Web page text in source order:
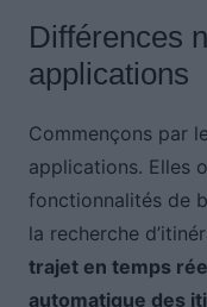
Différences
applications
Commençons par
applications. Elles
fonctionnalités de
la recherche
trajet en temps
automatique des